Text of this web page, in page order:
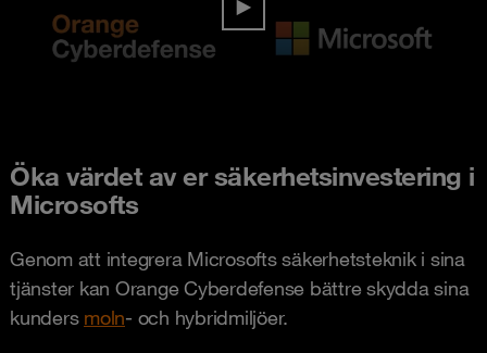
Öka värdet av er säkerhetsinvestering i
Microsofts
Genom att integrera Microsofts säkerhetsteknik i sina
tjänster kan Orange Cyberdefense bättre skydda sina
kunders moln- och hybridmiljöer.